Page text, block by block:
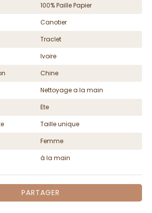
100% Paille Papier
Canotier
Traclet
Ivoire
Chine
Nettoyage a la main
Ete
Taille unique
Femme
à la main
PARTAGER